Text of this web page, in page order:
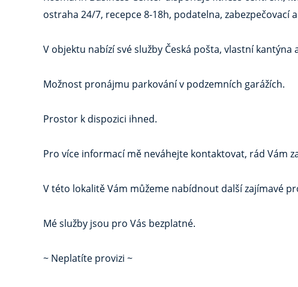
ostraha 24/7, recepce 8-18h, podatelna,
V objektu nabízí své služby Česká pošta, vlastní kantýna
Možnost pronájmu parkování v podzemních garážích.
Prostor k dispozici ihned.
Pro více informací mě neváhejte kontaktovat, rád Vám
V této lokalitě Vám můžeme nabídnout další zajímavé
Mé služby jsou pro Vás bezplatné.
~ Neplatíte provizi ~